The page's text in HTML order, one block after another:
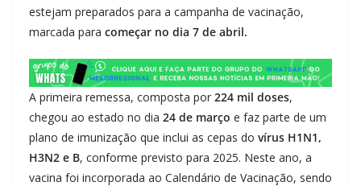
estejam preparados para a campanha de vacinação,
marcada para começar no dia 7 de abril.
A primeira remessa, composta por 224 mil doses,
chegou ao estado no dia 24 de março e faz parte de um
plano de imunização que inclui as cepas do vírus H1N1,
H3N2 e B, conforme previsto para 2025. Neste ano, a
vacina foi incorporada ao Calendário de Vacinação, sendo